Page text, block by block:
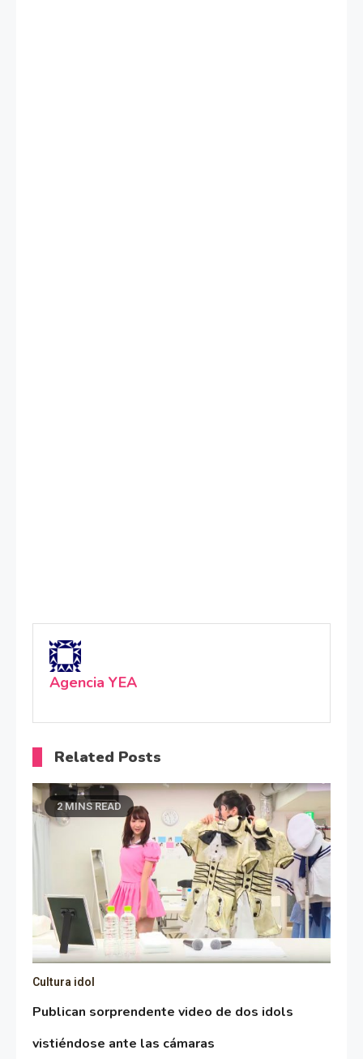
Agencia YEA
Related Posts
2 MINS READ
Cultura idol
Publican sorprendente video de dos idols
vistiéndose ante las cámaras